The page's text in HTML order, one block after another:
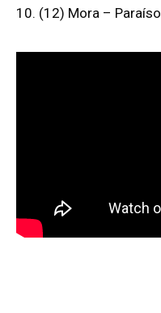
10. (12) Mora – Paraíso